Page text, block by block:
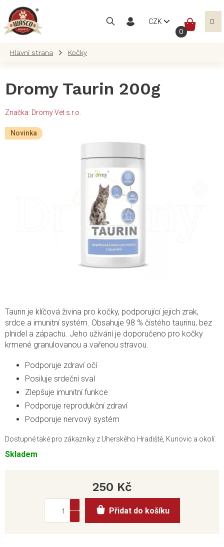
obsah
CZK
Kočky
Dromy Taurin 200g
Značka: Dromy Vet s.r.o.
Novinka
Skladem
Taurin je klíčová živina pro kočky, podporující jejich zrak,
srdce a imunitní systém. Obsahuje 98 % čistého taurinu, bez
plnidel a zápachu. Jeho užívání je doporučeno pro kočky
krmené granulovanou a vařenou stravou.
Podporuje zdraví očí
Posiluje srdeční sval
Zlepšuje imunitní funkce
Podporuje reprodukční zdraví
Podporuje nervový systém
Dostupné také pro zákazníky z Uherského Hradiště, Kunovic a okolí.
250 Kč
cena:
Přidat do košíku